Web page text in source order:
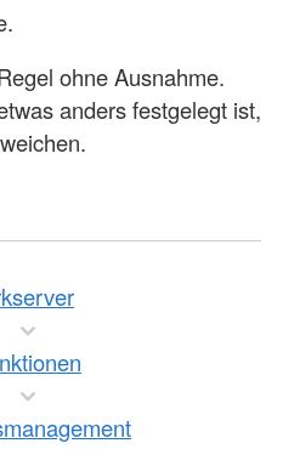
ohne Ausnahme.
anders festgelegt ist,